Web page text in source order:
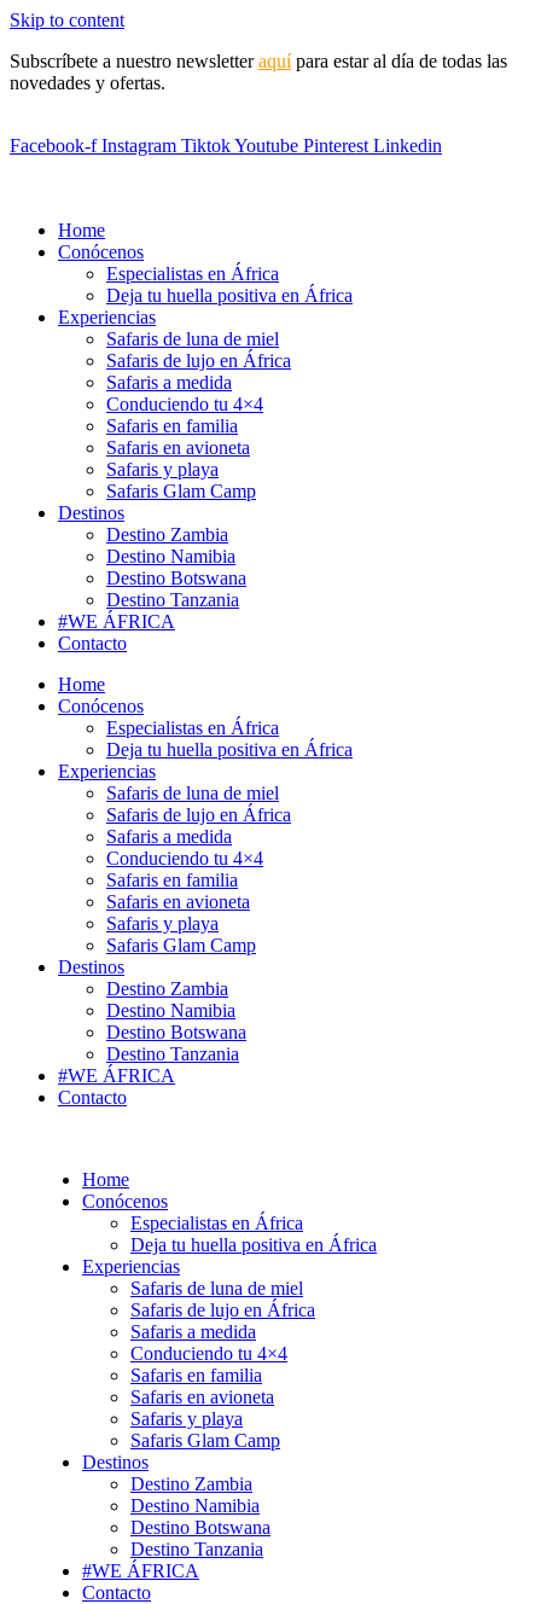
Skip to content
Subscríbete a nuestro newsletteraquípara estar al día de todas las
novedades y ofertas.
Facebook-f Instagram TiktokYoutube Pinterest Linkedin
Home
Conócenos
Especialistas en África
Deja tu huella positiva en África
Experiencias
Safaris de luna de miel
Safaris de lujo en África
Safaris a medida
Conduciendo tu 4×4
Safaris en familia
Safaris en avioneta
Safaris y playa
Safaris Glam Camp
Destinos
Destino Zambia
Destino Namibia
Destino Botswana
Destino Tanzania
#WE ÁFRICA
Contacto
Home
Conócenos
Especialistas en África
Deja tu huella positiva en África
Experiencias
Safaris de luna de miel
Safaris de lujo en África
Safaris a medida
Conduciendo tu 4×4
Safaris en familia
Safaris en avioneta
Safaris y playa
Safaris Glam Camp
Destinos
Destino Zambia
Destino Namibia
Destino Botswana
Destino Tanzania
#WE ÁFRICA
Contacto
Home
Conócenos
Especialistas en África
Deja tu huella positiva en África
Experiencias
Safaris de luna de miel
Safaris de lujo en África
Safaris a medida
Conduciendo tu 4×4
Safaris en familia
Safaris en avioneta
Safaris y playa
Safaris Glam Camp
Destinos
Destino Zambia
Destino Namibia
Destino Botswana
Destino Tanzania
#WE ÁFRICA
Contacto